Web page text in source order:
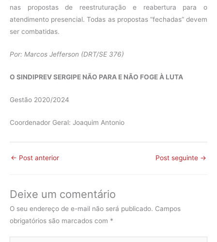
nas propostas de reestruturação e reabertura para o
atendimento presencial. Todas as propostas “fechadas” devem
ser combatidas.
Por: Marcos Jefferson (DRT/SE 376)
O SINDIPREV SERGIPE NÃO PARA E NÃO FOGE À LUTA
Gestão 2020/2024
Coordenador Geral: Joaquim Antonio
← Post anterior Post seguinte →
Deixe um comentário
O seu endereço de e-mail não será publicado. Campos
obrigatórios são marcados com *